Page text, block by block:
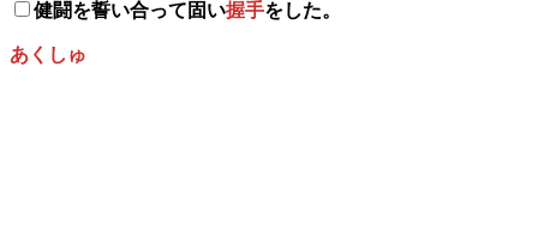
健闘を誓い合って固い握手をした。
あくしゅ